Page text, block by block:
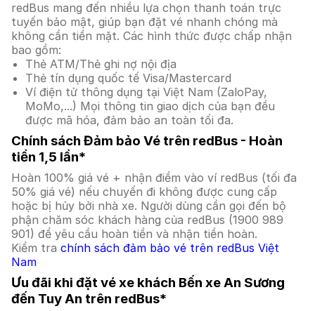
redBus mang đến nhiều lựa chọn thanh toán trực
tuyến bảo mật, giúp bạn đặt vé nhanh chóng mà
không cần tiền mặt. Các hình thức được chấp nhận
bao gồm:
Thẻ ATM/Thẻ ghi nợ nội địa
Thẻ tín dụng quốc tế Visa/Mastercard
Ví điện tử thông dụng tại Việt Nam (ZaloPay,
MoMo,...) Mọi thông tin giao dịch của bạn đều
được mã hóa, đảm bảo an toàn tối đa.
Chính sách Đảm bảo Vé trên redBus - Hoàn
tiền 1,5 lần*
Hoàn 100% giá vé + nhận điểm vào ví redBus (tối đa
50% giá vé) nếu chuyến đi không được cung cấp
hoặc bị hủy bởi nhà xe. Người dùng cần gọi đến bộ
phận chăm sóc khách hàng của redBus (1900 989
901) để yêu cầu hoàn tiền và nhận tiền hoàn.
Kiểm tra chính sách đảm bảo vé trên redBus Việt
Nam
Ưu đãi khi đặt vé xe khách Bến xe An Sương
đến Tuy An trên redBus*